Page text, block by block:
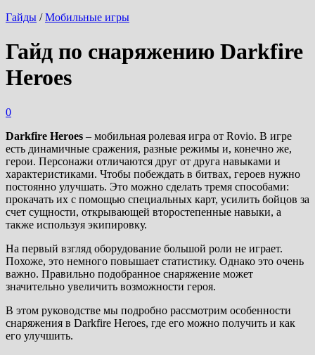
Гайды /Мобильные игры
Гайд по снаряжению Darkfire
Heroes
0
Darkfire Heroes – мобильная ролевая игра от Rovio. В игре
есть динамичные сражения, разные режимы и, конечно же,
герои. Персонажи отличаются друг от друга навыками и
характеристиками. Чтобы побеждать в битвах, героев нужно
постоянно улучшать. Это можно сделать тремя способами:
прокачать их с помощью специальных карт, усилить бойцов за
счет сущности, открывающей второстепенные навыки, а
также используя экипировку.
На первый взгляд оборудование большой роли не играет.
Похоже, это немного повышает статистику. Однако это очень
важно. Правильно подобранное снаряжение может
значительно увеличить возможности героя.
В этом руководстве мы подробно рассмотрим особенности
снаряжения в Darkfire Heroes, где его можно получить и как
его улучшить.